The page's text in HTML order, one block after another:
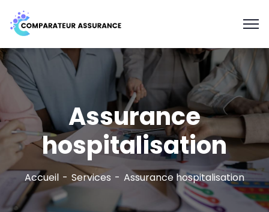
Assurance
hospitalisation
Accueil Services Assurance hospitalisation